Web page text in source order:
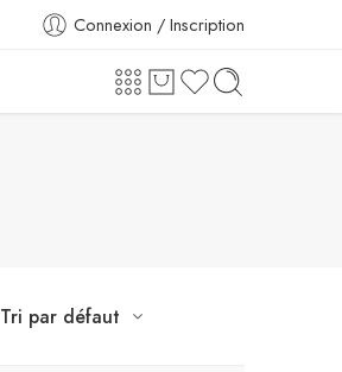
Connexion / Inscription
Tri par défaut